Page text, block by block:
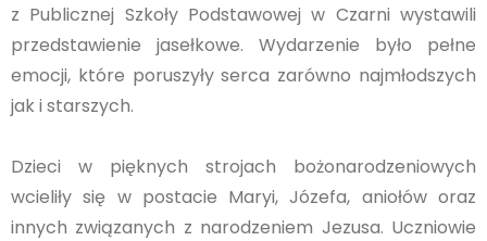
z Publicznej Szkoły Podstawowej w Czarni wystawili
przedstawienie jasełkowe. Wydarzenie było pełne
emocji, które poruszyły serca zarówno najmłodszych
jak i starszych.
Dzieci w pięknych strojach bożonarodzeniowych
wcieliły się w postacie Maryi, Józefa, aniołów oraz
innych związanych z narodzeniem Jezusa. Uczniowie